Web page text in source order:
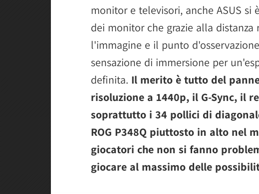
monitor e televisori, anche ASUS si
dei monitor che grazie alla
l'immagine e il punto
sensazione di immersione per
definita. Il merito è tutto del
risoluzione a 1440p, il G-Sync, il
soprattutto i 34 pollici di
ROG P348Q piuttosto in alto nel
giocatori che non si fanno
giocare al massimo delle